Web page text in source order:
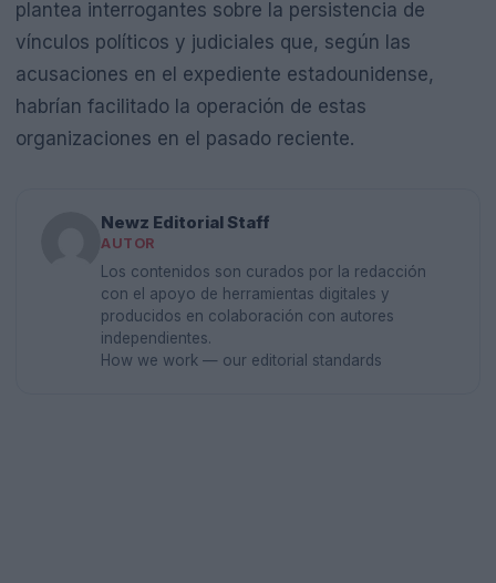
plantea interrogantes sobre la persistencia de
vínculos políticos y judiciales que, según las
acusaciones en el expediente estadounidense,
habrían facilitado la operación de estas
organizaciones en el pasado reciente.
Newz Editorial Staff
AUTOR
Los contenidos son curados por la redacción
con el apoyo de herramientas digitales y
producidos en colaboración con autores
independientes.
How we work — our editorial standards